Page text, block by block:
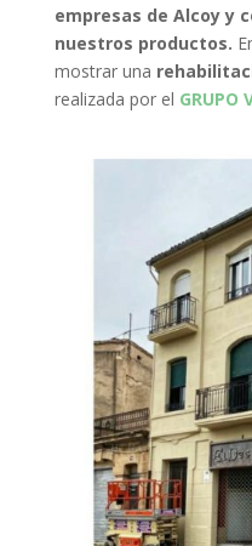
empresas de Alcoy y
nuestros productos.
mostrar una
realizada por el GRUPO